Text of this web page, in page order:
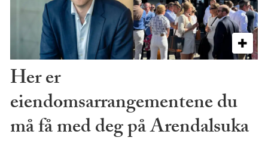
Her er
eiendomsarrangementene du
må få med deg på Arendalsuka